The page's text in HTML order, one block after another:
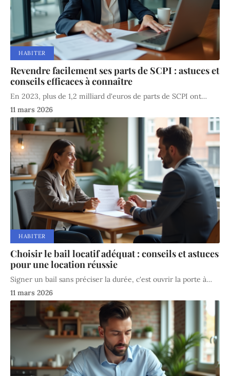
HABITER
Revendre facilement ses parts de SCPI : astuces et
conseils efficaces à connaître
En 2023, plus de 1,2 milliard d'euros de parts de SCPI ont…
11 mars 2026
HABITER
Choisir le bail locatif adéquat : conseils et astuces
pour une location réussie
Signer un bail sans préciser la durée, c'est ouvrir la porte à…
11 mars 2026